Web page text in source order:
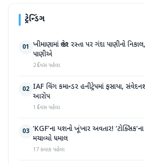
ટ્રેન્ડિંગ
01 ખીમાણામાં જાહેર રસ્તા પર ગંદા પાણીનો
પાણીએ
2 દિવસ પહેલા
02 IAF વિંગ કમાન્ડર હનીટ્રેપમાં ફસાયા,
આરોપ
1 દિવસ પહેલા
03 ‘KGF’ના યશનો ખૂંખાર અવતાર!
મચાવ્યો ધમાલ
17 કલાક પહેલા